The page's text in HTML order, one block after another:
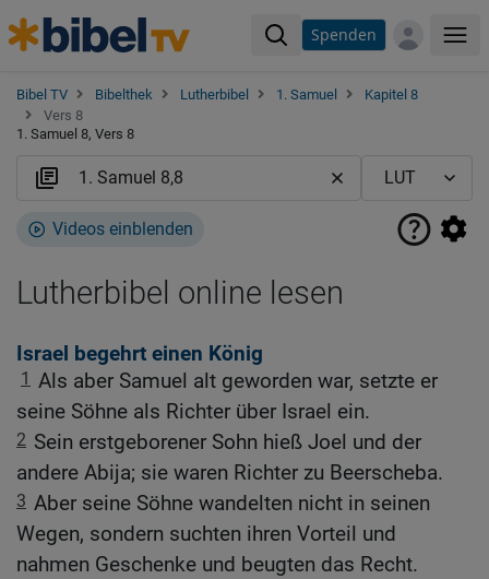
Spenden
Bibel TV Bibelthek Lutherbibel 1. Samuel
Kapitel 8
Vers 8
1. Samuel 8, Vers 8
Videos einblenden
Lutherbibel online lesen
Israel begehrt einen König
1 Als aber Samuel alt geworden war, setzte er
seine Söhne als Richter über Israel ein.
2 Sein erstgeborener Sohn hieß Joel und der
andere Abija; sie waren Richter zu Beerscheba.
3 Aber seine Söhne wandelten nicht in seinen
Wegen, sondern suchten ihren Vorteil und
nahmen Geschenke und beugten das Recht.